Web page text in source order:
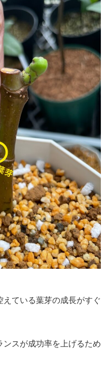
ている葉芽の成長がすぐ
スが成功率を上げるため